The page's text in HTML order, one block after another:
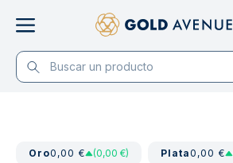
Oro0,00 € (0,00 €) Plata0,00 €